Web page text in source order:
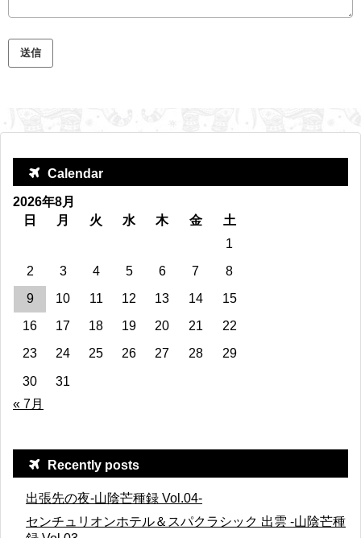
Calendar
2026年8月
日
月 火 水 木 金
土
1
2
3 4 5 6 7
8
9
10 11 12 13 14
15
16
17 18 19 20 21
22
23
24 25 26 27 28 29
30
31
« 7月
Recently posts
出張先の夜-山陰芒種録 Vol.04-
センチュリオンホテル＆スパクラシック 出雲 -山陰芒種